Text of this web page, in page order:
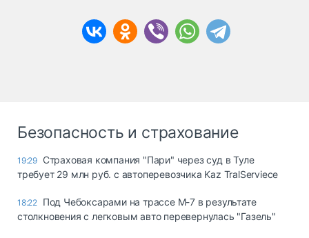
Безопасность и страхование
19:29 Страховая компания "Пари" через суд в Туле
требует 29 млн руб. с автоперевозчика Kaz TralServiece
18:22 Под Чебоксарами на трассе М-7 в результате
столкновения с легковым авто перевернулась "Газель"